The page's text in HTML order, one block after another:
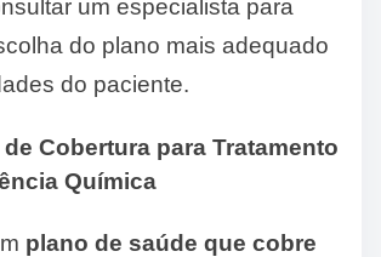
um especialista para
do plano mais adequado
do paciente.
Cobertura para Tratamento
Química
plano de saúde que cobre